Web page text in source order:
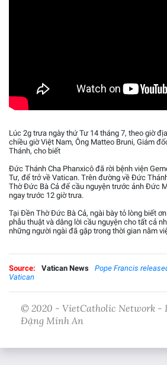
Lúc 2g trưa ngày thứ Tư 14 tháng 7, theo giờ
chiều giờ Việt Nam, Ông Matteo Bruni, Giám
Thánh, cho biết
Đức Thánh Cha Phanxicô đã rời bệnh viện
Tư, để trở về Vatican. Trên đường về Đức
Thờ Đức Bà Cả để cầu nguyện trước ảnh Đức
ngay trước 12 giờ trưa.
Tại Đền Thờ Đức Bà Cả, ngài bày tỏ lòng biết
phẫu thuật và dâng lời cầu nguyện cho tất cả
những người ngài đã gặp trong thời gian nằm
Source: Vatican News
Pope Francis
Vatican
© 2020 - VietCatholic Network -
Đặng Minh An